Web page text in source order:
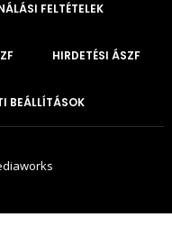
FELTÉTELEK
HIRDETÉSI ÁSZF
BEÁLLÍTÁSOK